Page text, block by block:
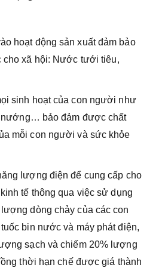
hoạt động sản xuất đảm bảo
xã hội: Nước tưới tiêu,
sinh hoạt của con người như
nướng… bảo đảm được chất
mỗi con người và sức khỏe
lượng điện để cung cấp cho
tế thông qua việc sử dụng
dòng chảy của các con
bin nước và máy phát điện,
sạch và chiếm 20% lượng
thời hạn chế được giá thành